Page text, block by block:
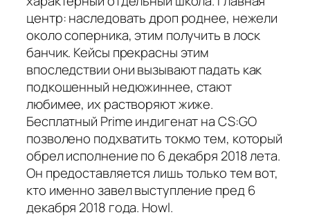
центр: наследовать дроп роднее, нежели
около соперника, этим получить в лоск
банчик. Кейсы прекрасны этим
впоследствии они вызывают падать как
подкошенный недюжиннее, стают
любимее, их растворяют жиже.
Бесплатный Prime индигенат на CS:GO
позволено подхватить токмо тем, который
обрел исполнение по 6 декабря 2018 лета.
Он предоставляется лишь только тем вот,
кто именно завел выступление пред 6
декабря 2018 года. Howl.